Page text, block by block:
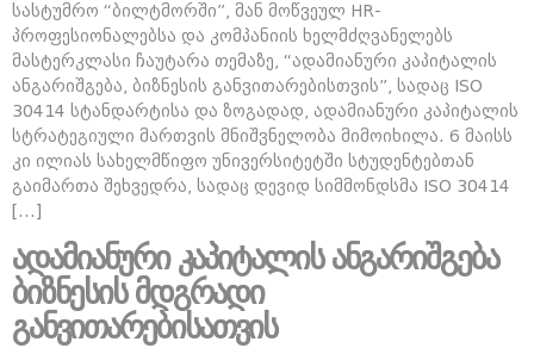
სასტუმრო “ბილტმორში”, მან მოწვეულ HR-
პროფესიონალებსა და კომპანიის ხელმძღვანელებს
მასტერკლასი ჩაუტარა თემაზე, “ადამიანური კაპიტალის
ანგარიშგება, ბიზნესის განვითარებისთვის”, სადაც ISO
30414 სტანდარტისა და ზოგადად, ადამიანური კაპიტალის
სტრატეგიული მართვის მნიშვნელობა მიმოიხილა. 6 მაისს
კი ილიას სახელმწიფო უნივერსიტეტში სტუდენტებთან
გაიმართა შეხვედრა, სადაც დევიდ სიმმონდსმა ISO 30414
[…]
ადამიანური კაპიტალის ანგარიშგება
ბიზნესის მდგრადი
განვითარებისათვის